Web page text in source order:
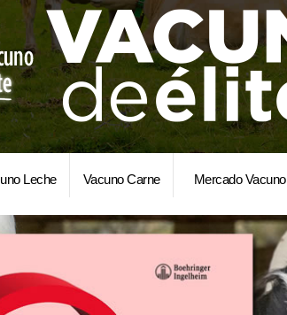
Leche Vacuno Carne Mercado Vacuno